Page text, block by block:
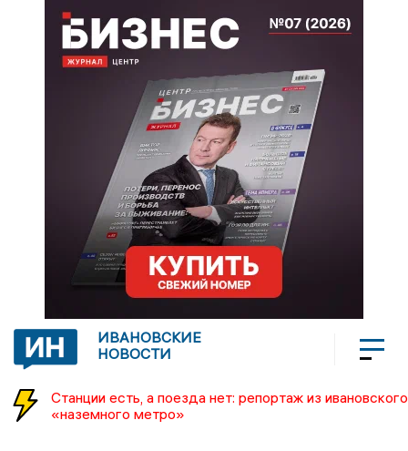
ИВАНОВСКИЕ
НОВОСТИ
Станции есть, а поезда нет: репортаж из ивановского
«наземного метро»